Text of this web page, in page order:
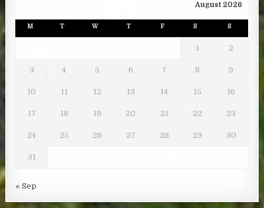
August 2026
M T W T F S S
1 2
3 4 5 6 7 8 9
10 11 12 13 14 15 16
17 18 19 20 21 22 23
24 25 26 27 28 29 30
31
« Sep